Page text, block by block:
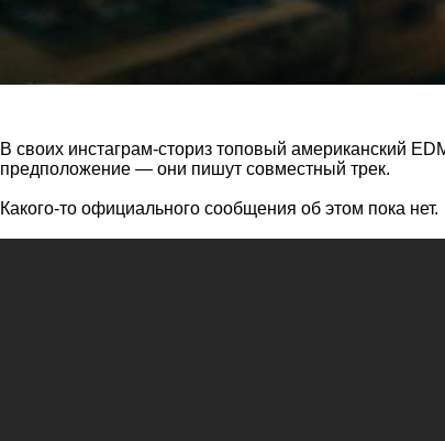
В своих инстаграм-сториз топовый американский
предположение — они пишут совместный трек.
Какого-то официального сообщения об этом пока нет.